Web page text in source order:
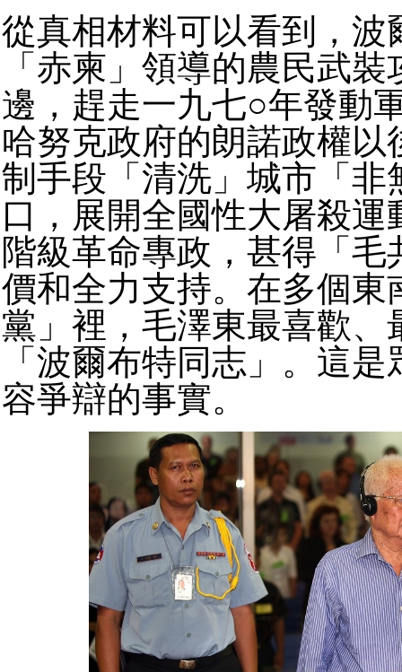
從真相材料可以看到，波
「赤柬」領導的農民武
邊，趕走一九七○年發動
哈努克政府的朗諾政權以
制手段「清洗」城市「非
口，展開全國性大屠殺運
階級革命專政，甚得「毛
價和全力支持。在多個東
黨」裡，毛澤東最喜歡、
「波爾布特同志」。這
容爭辯的事實。